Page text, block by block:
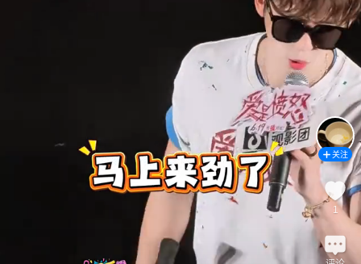
关注
1